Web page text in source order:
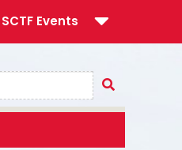
SCTF Events